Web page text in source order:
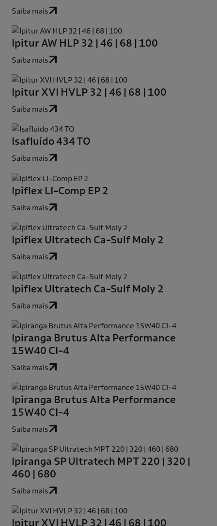
Saiba mais
Ipitur AW HLP 32 | 46 | 68 | 100
Saiba mais
Ipitur XVI HVLP 32 | 46 | 68 | 100
Saiba mais
Isafluido 434 TO
Saiba mais
Ipiflex LI-Comp EP 2
Saiba mais
Ipiflex Ultratech Ca-Sulf Moly 2
Saiba mais
Ipiflex Ultratech Ca-Sulf Moly 2
Saiba mais
Ipiranga Brutus Alta Performance
15W40 CI-4
Saiba mais
Ipiranga Brutus Alta Performance
15W40 CI-4
Saiba mais
Ipiranga SP Ultratech MPT 220 | 320 |
460 | 680
Saiba mais
Ipitur XVI HVLP 32 | 46 | 68 | 100